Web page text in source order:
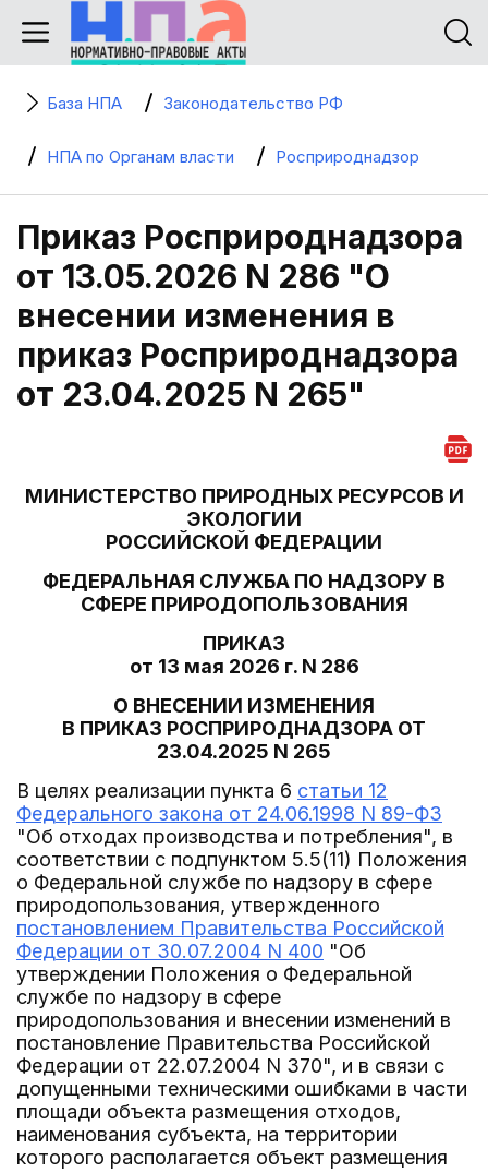
База НПА Законодательство РФ
НПА по Органам власти Росприроднадзор
Приказ Росприроднадзора
от 13.05.2026 N 286 "О
внесении изменения в
приказ Росприроднадзора
от 23.04.2025 N 265"
МИНИСТЕРСТВО ПРИРОДНЫХ РЕСУРСОВ И
ЭКОЛОГИИ
РОССИЙСКОЙ ФЕДЕРАЦИИ
ФЕДЕРАЛЬНАЯ СЛУЖБА ПО НАДЗОРУ В
СФЕРЕ ПРИРОДОПОЛЬЗОВАНИЯ
ПРИКАЗ
от 13 мая 2026 г. N 286
О ВНЕСЕНИИ ИЗМЕНЕНИЯ
В ПРИКАЗ РОСПРИРОДНАДЗОРА ОТ
23.04.2025 N 265
В целях реализации пункта 6 статьи 12
Федерального закона от 24.06.1998 N 89-ФЗ
"Об отходах производства и потребления", в
соответствии с подпунктом 5.5(11) Положения
о Федеральной службе по надзору в сфере
природопользования, утвержденного
постановлением Правительства Российской
Федерации от 30.07.2004 N 400 "Об
утверждении Положения о Федеральной
службе по надзору в сфере
природопользования и внесении изменений в
постановление Правительства Российской
Федерации от 22.07.2004 N 370", и в связи с
допущенными техническими ошибками в части
площади объекта размещения отходов,
наименования субъекта, на территории
которого располагается объект размещения